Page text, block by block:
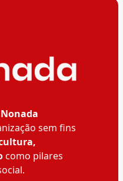
sem fins
como pilares